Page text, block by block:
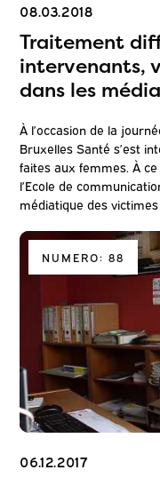
08.03.2018
Traitement
intervenants,
dans les
À l’occasion de la
Bruxelles Santé s’est
faites aux femmes. À
l’Ecole de
médiatique des
NUMERO: 88
06.12.2017